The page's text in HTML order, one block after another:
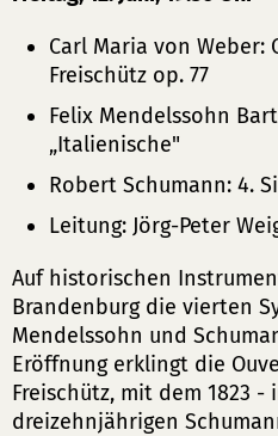
Carl Maria von Weber:
Freischütz op. 77
Felix Mendelssohn
„Italienische"
Robert Schumann: 4.
Leitung: Jörg-Peter
Auf historischen
Brandenburg die vierten
Mendelssohn und
Eröffnung erklingt die
Freischütz, mit dem 1823
dreizehnjährigen